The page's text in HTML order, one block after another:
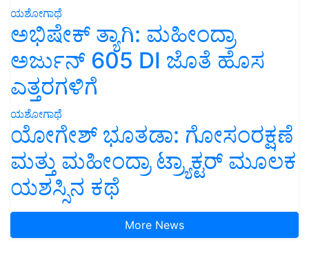
ಯಶೋಗಾಥೆ
ಅಭಿಷೇಕ್ ತ್ಯಾಗಿ: ಮಹೀಂದ್ರಾ
ಅರ್ಜುನ್ 605 DI ಜೊತೆ ಹೊಸ
ಎತ್ತರಗಳಿಗೆ
ಯಶೋಗಾಥೆ
ಯೋಗೇಶ್ ಭೂತಡಾ: ಗೋಸಂರಕ್ಷಣೆ
ಮತ್ತು ಮಹೀಂದ್ರಾ ಟ್ರ್ಯಾಕ್ಟರ್ ಮೂಲಕ
ಯಶಸ್ಸಿನ ಕಥೆ
More News